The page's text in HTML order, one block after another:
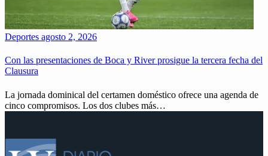
Deportes agosto 2, 2026
Con las presentaciones de Boca y River prosigue la tercera fecha del
Clausura
La jornada dominical del certamen doméstico ofrece una agenda de
cinco compromisos. Los dos clubes más…